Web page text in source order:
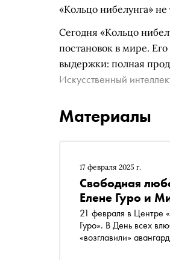
«Кольцо нибелунга»
Сегодня «Кольцо
постановок в мире.
выдержки: полная
Искусственный
Материалы
17 февраля 2025 г.
Свободная
Елене Гуро и
21 февраля в Центре
Гуро». В День всех
«возглавили»